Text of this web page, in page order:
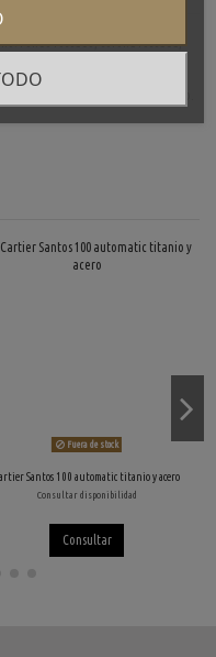
Fondo roscado, corona roscada,
Diámetro: 40 mm. Pulsera
Fuera de stock
Santos 100 automatic titanio y acero
Consultar disponibilidad
Consultar